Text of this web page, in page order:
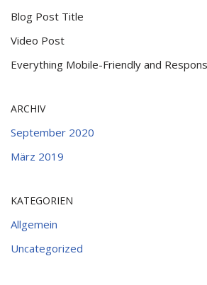
Blog Post Title
Video Post
Everything Mobile-Friendly and
ARCHIV
September 2020
März 2019
KATEGORIEN
Allgemein
Uncategorized